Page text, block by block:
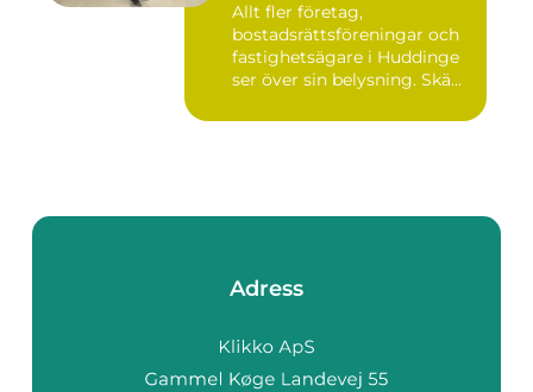
Allt fler företag,
bostadsrättsföreningar och
fastighetsägare i Huddinge
ser över sin belysning. Skä...
Adress